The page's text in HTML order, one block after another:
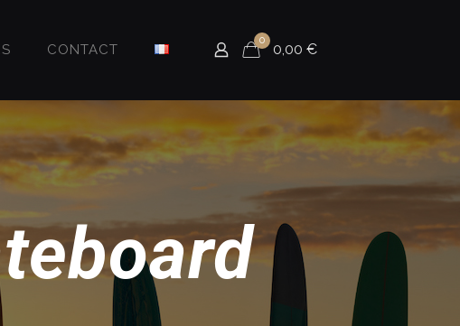
CONTACT
0
0,00 €